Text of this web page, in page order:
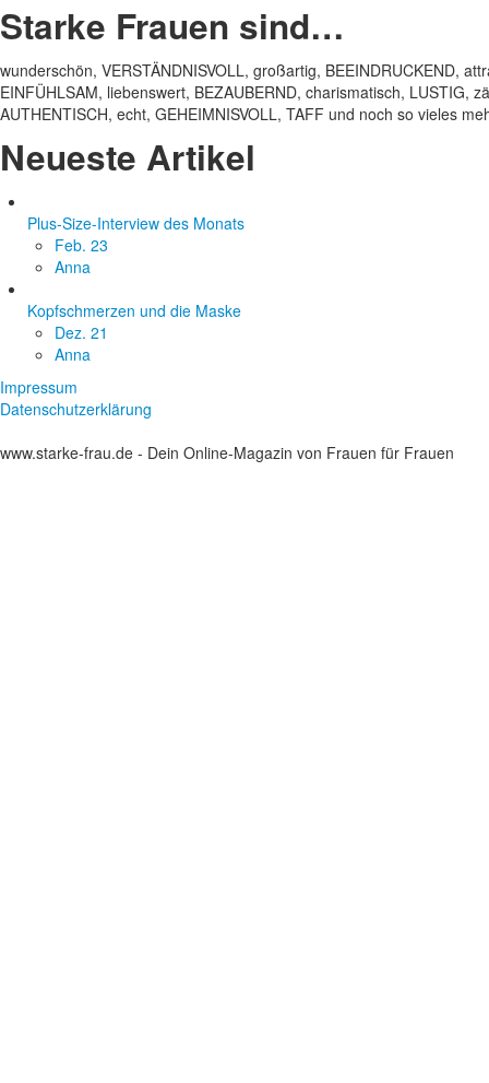
Starke Frauen sind…
wunderschön, VERSTÄNDNISVOLL, großartig, BEEINDRUCKEND,
EINFÜHLSAM, liebenswert, BEZAUBERND, charismatisch, LUSTIG,
AUTHENTISCH, echt, GEHEIMNISVOLL, TAFF und noch so vieles
Neueste Artikel
Plus-Size-Interview des Monats
Feb. 23
Anna
Kopfschmerzen und die Maske
Dez. 21
Anna
Impressum
Datenschutzerklärung
www.starke-frau.de - Dein Online-Magazin von Frauen für Frauen